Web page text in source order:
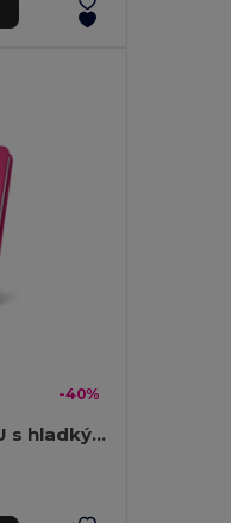
-40%
Kapesní zápisník z PU s hladkými listy